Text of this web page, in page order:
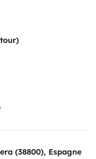
(38800), Espagne